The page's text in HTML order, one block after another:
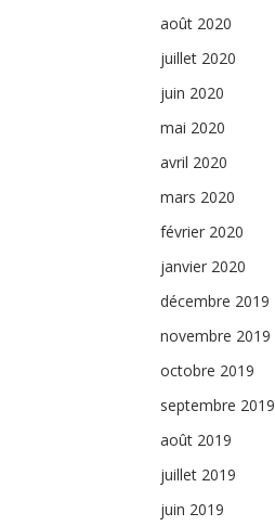
août 2020
juillet 2020
juin 2020
mai 2020
avril 2020
mars 2020
février 2020
janvier 2020
décembre 2019
novembre 2019
octobre 2019
septembre 2019
août 2019
juillet 2019
juin 2019